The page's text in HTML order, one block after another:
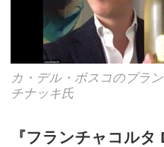
カ・デル・ボスコのブラ
チナッキ氏
『フランチャコル